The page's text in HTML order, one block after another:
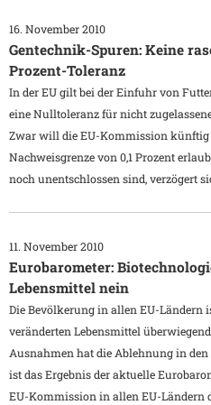
16. November 2010
Gentechnik-Spuren: Keine
Prozent-Toleranz
In der EU gilt bei der Einfuhr von
eine Nulltoleranz für nicht
Zwar will die EU-Kommission
Nachweisgrenze von 0,1 Prozent
noch unentschlossen sind, verzögert
11. November 2010
Eurobarometer:
Lebensmittel nein
Die Bevölkerung in allen EU-Ländern
veränderten Lebensmittel
Ausnahmen hat die Ablehnung in
ist das Ergebnis der aktuelle
EU-Kommission in allen EU-Ländern